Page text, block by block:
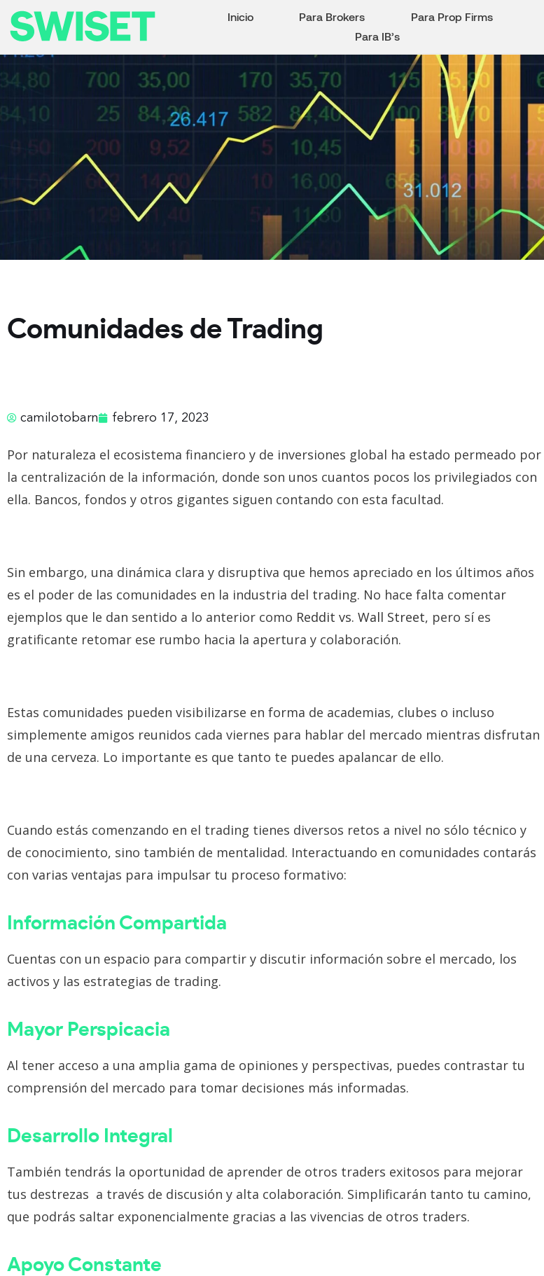
Inicio Para Brokers
Para Prop Firms
Para IB’s
Comunidades de Trading
camilotobarn febrero 17, 2023
Por naturaleza el ecosistema financiero y de inversiones global ha estado permeado por
la centralización de la información, donde son unos cuantos pocos los privilegiados con
ella. Bancos, fondos y otros gigantes siguen contando con esta facultad.
Sin embargo, una dinámica clara y disruptiva que hemos apreciado en los últimos años
es el poder de las comunidades en la industria del trading. No hace falta comentar
ejemplos que le dan sentido a lo anterior como Reddit vs. Wall Street, pero sí es
gratificante retomar ese rumbo hacia la apertura y colaboración.
Estas comunidades pueden visibilizarse en forma de academias, clubes o incluso
simplemente amigos reunidos cada viernes para hablar del mercado mientras disfrutan
de una cerveza. Lo importante es que tanto te puedes apalancar de ello.
Cuando estás comenzando en el trading tienes diversos retos a nivel no sólo técnico y
de conocimiento, sino también de mentalidad. Interactuando en comunidades contarás
con varias ventajas para impulsar tu proceso formativo:
Información Compartida
Cuentas con un espacio para compartir y discutir información sobre el mercado, los
activos y las estrategias de trading.
Mayor Perspicacia
Al tener acceso a una amplia gama de opiniones y perspectivas, puedes contrastar tu
comprensión del mercado para tomar decisiones más informadas.
Desarrollo Integral
También tendrás la oportunidad de aprender de otros traders exitosos para mejorar
tus destrezas a través de discusión y alta colaboración. Simplificarán tanto tu camino,
que podrás saltar exponencialmente gracias a las vivencias de otros traders.
Apoyo Constante